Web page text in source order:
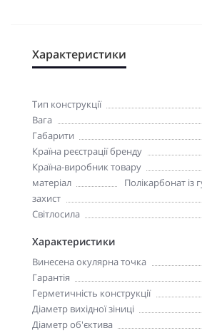
Характеристики
Тип конструкції
Вага
Габарити
Країна реєстрації бренду
Країна-виробник товару
матеріал
Полікарбонат
захист
Світлосила
Характеристики
Винесена окулярна точка
Гарантія
Герметичність конструкції
Діаметр вихідної зіниці
Діаметр об'єктива